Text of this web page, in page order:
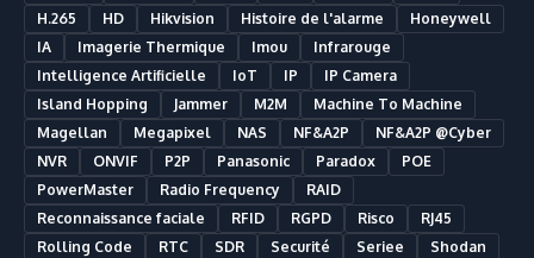
H.265
HD Hikvision Histoire de l'alarme
Honeywell
IA
Imagerie Thermique Imou
Infrarouge
Intelligence Artificielle
IoT IP
IP Camera
Island Hopping
Jammer M2M
Machine To Machine
Magellan
Megapixel NAS NF&A2P
NF&A2P @Cyber
NVR
ONVIF P2P Panasonic Paradox
POE
PowerMaster
Radio Frequency
RAID
Reconnaissance faciale
RFID RGPD Risco
RJ45
Rolling Code
RTC SDR Securité Seriee
Shodan